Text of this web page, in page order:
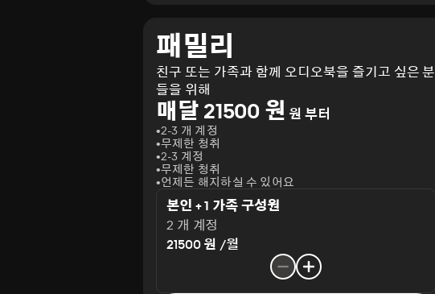
패밀리
친구 또는 가족과 함께 오디오북을 즐기고 싶은 분
들을 위해
매달 21500 원 원 부터
2-3 개 계정
무제한 청취
2-3 계정
무제한 청취
언제든 해지하실 수 있어요
본인 + 1 가족 구성원
2 개 계정
21500 원 /월